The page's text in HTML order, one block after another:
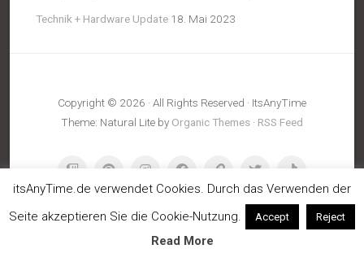
Technik + Hardware Update 18. Mai 2023
Copyright © 2026 · All Rights Reserved · ItsAnyTime
Theme: Natural Lite by Organic Themes · RSS Feed
itsAnyTime.de verwendet Cookies. Durch das Verwenden der
Seite akzeptieren Sie die Cookie-Nutzung.
Accept Reject
Read More